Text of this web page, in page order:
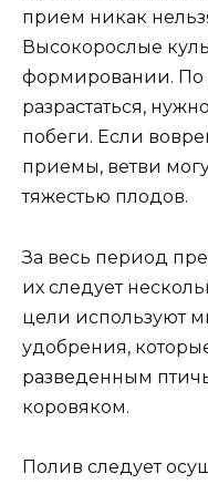
прием никак
Высокорослые
формировании. По
разрастаться,
побеги. Если
приемы, ветви
тяжестью плодов.
За весь период
их следует
цели используют
удобрения,
разведенным
коровяком.
Полив следует